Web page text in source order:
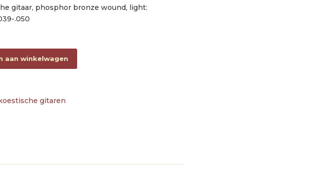
gitaar, phosphor bronze wound, light:
.050
bronze wound light, 011-015-023-030-039-050 aantal
aan winkelwagen
gitaren